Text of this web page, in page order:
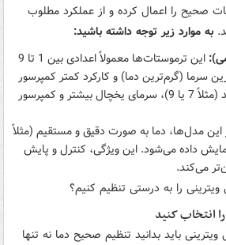
صحیح را اعمال کرده و از عملکرد مطلوب
به موارد زیر توجه داشته باشید:
این ترموستات‌ها معمولاً اعدادی بین 1 تا 9
کمترین سرما (گرم‌ترین دما) و کارکرد کمتر کمپرسور
است. هرچه عدد بالاتر باشد (مثلاً 7 یا 9)، سرمای یخچال بیشتر و کمپرسور
این مدل‌ها، دما به صورت دقیق و مستقیم (مثلاً
نمایش داده می‌شود. این ویژگی، کنترل و پایش
می‌کند.
انتخاب کنید
باید بدانید تنظیم صحیح دما نه تنها